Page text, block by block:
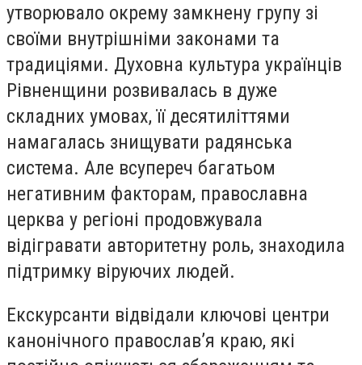
утворювало окрему замкнену групу зі
своїми внутрішніми законами та
традиціями. Духовна культура українців
Рівненщини розвивалась в дуже
складних умовах, її десятиліттями
намагалась знищувати радянська
система. Але всупереч багатьом
негативним факторам, православна
церква у регіоні продовжувала
відігравати авторитетну роль, знаходила
підтримку віруючих людей.
Екскурсанти відвідали ключові центри
канонічного православ’я краю, які